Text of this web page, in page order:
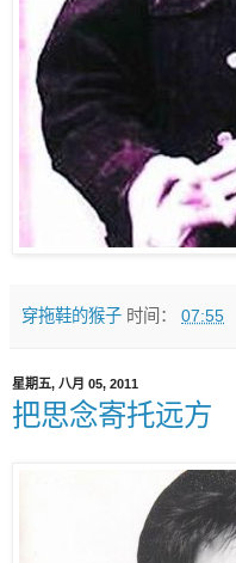
穿拖鞋的猴子 时间： 07:55
星期五, 八月 05, 2011
把思念寄托远方